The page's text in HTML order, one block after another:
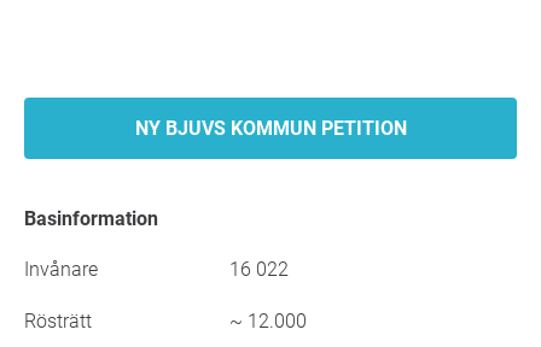
NY BJUVS KOMMUN PETITION
Basinformation
Invånare 16 022
Rösträtt ~ 12.000